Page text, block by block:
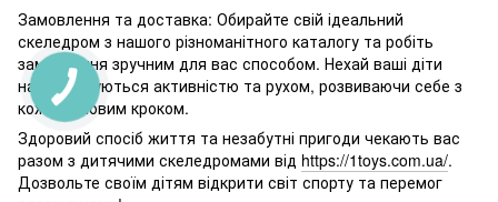
Замовлення та доставка: Обирайте свій ідеальний
скеледром з нашого різноманітного каталогу та робіть
замовлення зручним для вас способом. Нехай ваші діти
насолоджуються активністю та рухом, розвиваючи себе з
кожним новим кроком.
Здоровий спосіб життя та незабутні пригоди чекають вас
разом з дитячими скеледромами від https://1toys.com.ua/.
Дозвольте своїм дітям відкрити світ спорту та перемог